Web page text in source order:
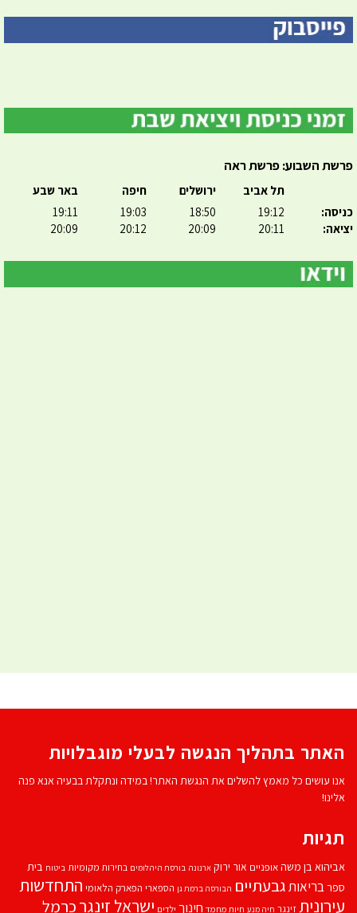
פרשת השבוע: פרשת ראה
כניסה:
יציאה:
תל אביב
19:12
20:11
ירושלים
18:50
20:09
חיפה
19:03
20:12
באר שבע
19:11
20:09
האתר בתהליך הנגשה לבעלי מוגבלויות
אנו עושים כל מאמץ להשלים את הנגשת האתר! במידה ונתקלת בבעיה אנא פנה
אלינו!
תגיות
אביהוא בן משהאופניים אור ירוק ארנונה בורסת היהלומים בחירות מקומיות ביטוח בית
ספרבריאותגבעתיים הבורסה ברמת גן הספארי הפארק הלאומי התחדשות
עירוניתזינגר חיה מנע חיות מחמד חינוך ילדים ישראל זינגרכרמל